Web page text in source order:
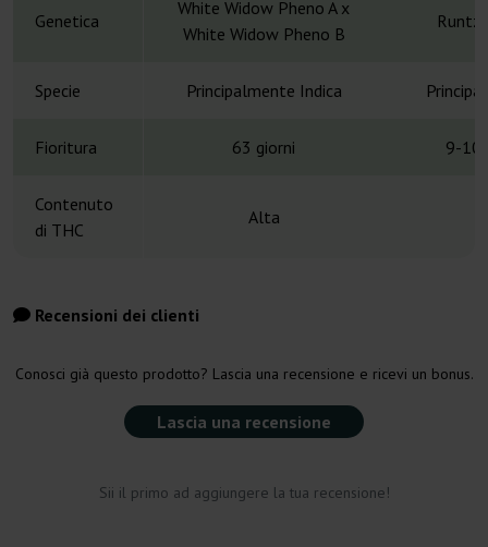
Genetica
White Widow Pheno A x
White Widow Pheno B
Runtz
Specie Principalmente Indica
Fioritura 63 giorni 9-10
Contenuto
di THC
Alta
Recensioni dei clienti
Conosci già questo prodotto? Lascia una recensione e ricevi un bonus.
Lascia una recensione
Sii il primo ad aggiungere la tua recensione!